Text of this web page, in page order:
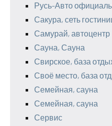
Русь-Авто
Сакура, сеть
Самурай, автоцентр
Сауна, Сауна
Свирское, база
Своё место, база
Семейная, сауна
Семейная, сауна
Сервис